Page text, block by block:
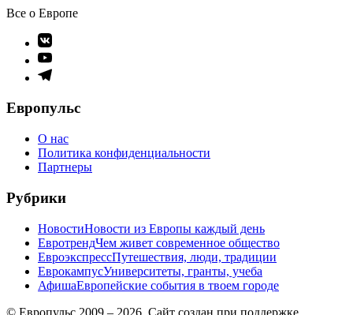
Все о Европе
Элемент
меню
Элемент
меню
Элемент
Европульс
О нас
Политика конфиденциальности
Партнеры
Рубрики
НовостиНовости из Европы каждый день
ЕвротрендЧем живет современное общество
ЕвроэкспрессПутешествия, люди, традиции
ЕврокампусУниверситеты, гранты, учеба
АфишаЕвропейские события в твоем городе
© Европульс 2009 – 2026. Сайт создан при поддержке